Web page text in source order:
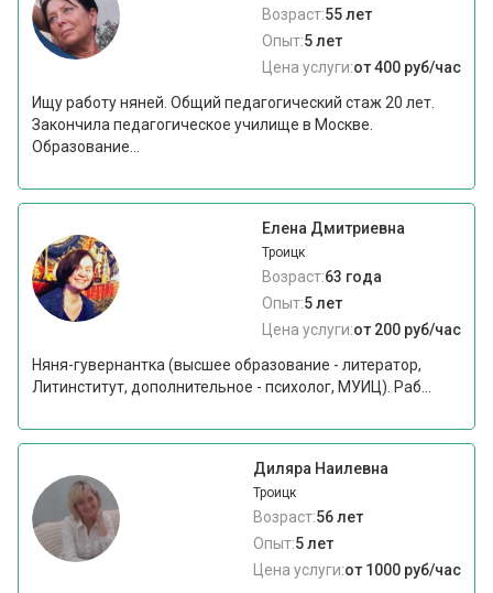
Возраст:55 лет
Опыт:5 лет
Цена услуги:от 400 руб/час
Ищу работу няней. Общий педагогический стаж 20 лет.
Закончила педагогическое училище в Москве.
Образование...
Елена Дмитриевна
Троицк
Возраст:63 года
Опыт:5 лет
Цена услуги:от 200 руб/час
Няня-гувернантка (высшее образование - литератор,
Литинститут, дополнительное - психолог, МУИЦ). Раб...
Диляра Наилевна
Троицк
Возраст:56 лет
Опыт:5 лет
Цена услуги:от 1000 руб/час